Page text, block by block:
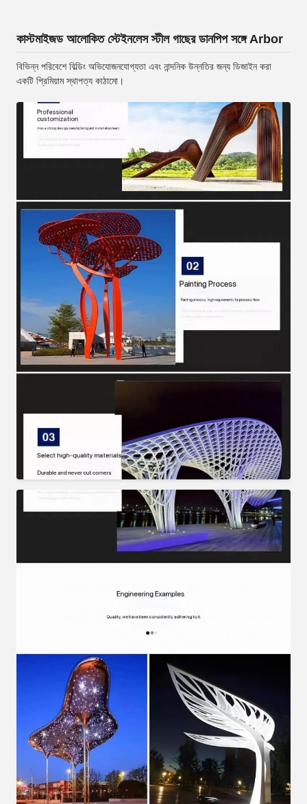
কাস্টমাইজড আলোকিত স্টেইনলেস স্টীল গাছের ডানপিপ সঙ্গে Arbor
বিভিন্ন পরিবেশে বিল্ডিং অভিযোজনযোগ্যতা এবং নান্দনিক উন্নতির জন্য ডিজাইন করা
একটি প্রিমিয়াম স্থাপত্য কাঠামো।